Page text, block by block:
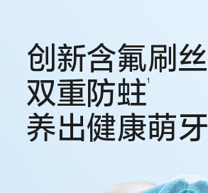
创新含氟刷丝
双重防蛀1
养出健康萌牙